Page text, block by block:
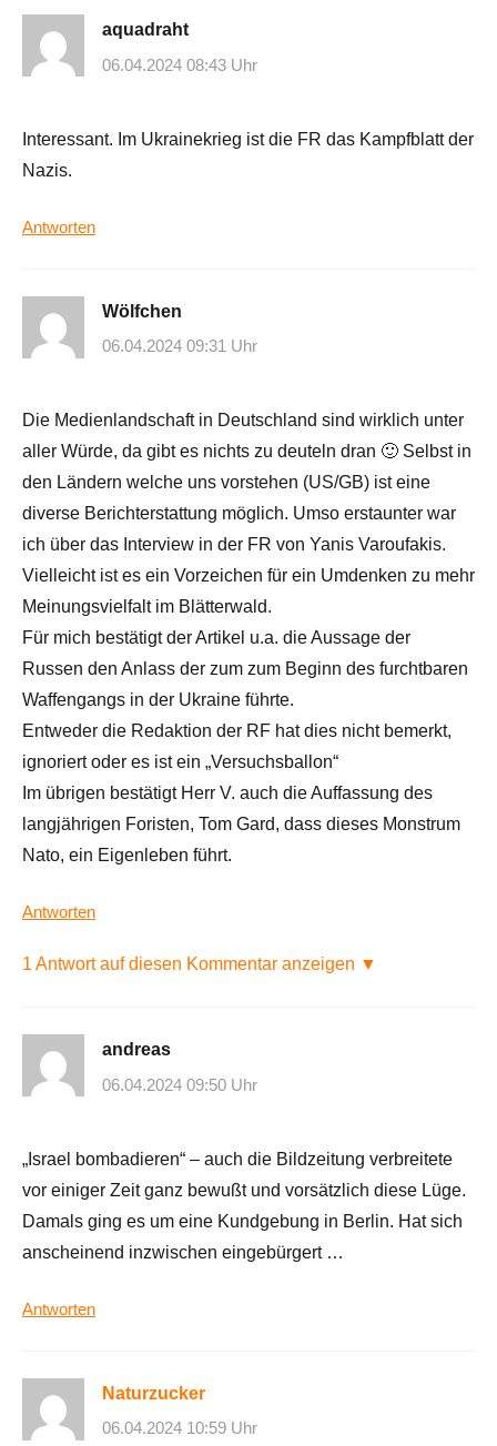
aquadraht
06.04.2024 08:43 Uhr
Interessant. Im Ukrainekrieg ist die FR das Kampfblatt der
Nazis.
Antworten
Wölfchen
06.04.2024 09:31 Uhr
Die Medienlandschaft in Deutschland sind wirklich unter
aller Würde, da gibt es nichts zu deuteln dran 🙂 Selbst in
den Ländern welche uns vorstehen (US/GB) ist eine
diverse Berichterstattung möglich. Umso erstaunter war
ich über das Interview in der FR von Yanis Varoufakis.
Vielleicht ist es ein Vorzeichen für ein Umdenken zu mehr
Meinungsvielfalt im Blätterwald.
Für mich bestätigt der Artikel u.a. die Aussage der
Russen den Anlass der zum zum Beginn des furchtbaren
Waffengangs in der Ukraine führte.
Entweder die Redaktion der RF hat dies nicht bemerkt,
ignoriert oder es ist ein „Versuchsballon“
Im übrigen bestätigt Herr V. auch die Auffassung des
langjährigen Foristen, Tom Gard, dass dieses Monstrum
Nato, ein Eigenleben führt.
Antworten
1 Antwort auf diesen Kommentar anzeigen ▼
andreas
06.04.2024 09:50 Uhr
„Israel bombadieren“ – auch die Bildzeitung verbreitete
vor einiger Zeit ganz bewußt und vorsätzlich diese Lüge.
Damals ging es um eine Kundgebung in Berlin. Hat sich
anscheinend inzwischen eingebürgert …
Antworten
Naturzucker
06.04.2024 10:59 Uhr